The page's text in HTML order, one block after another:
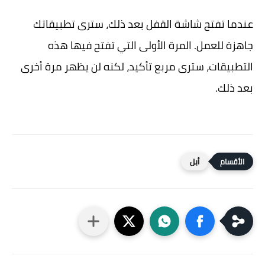
عندما تفتح شاشة القفل بعد ذلك، سترى تطبيقاتك
جاهزة للعمل. المرة الأولى التي تفتح فيها هذه
التطبيقات، سترى مربع تأكيد، لكنه لن يظهر مرة أخرى
بعد ذلك.
أبل